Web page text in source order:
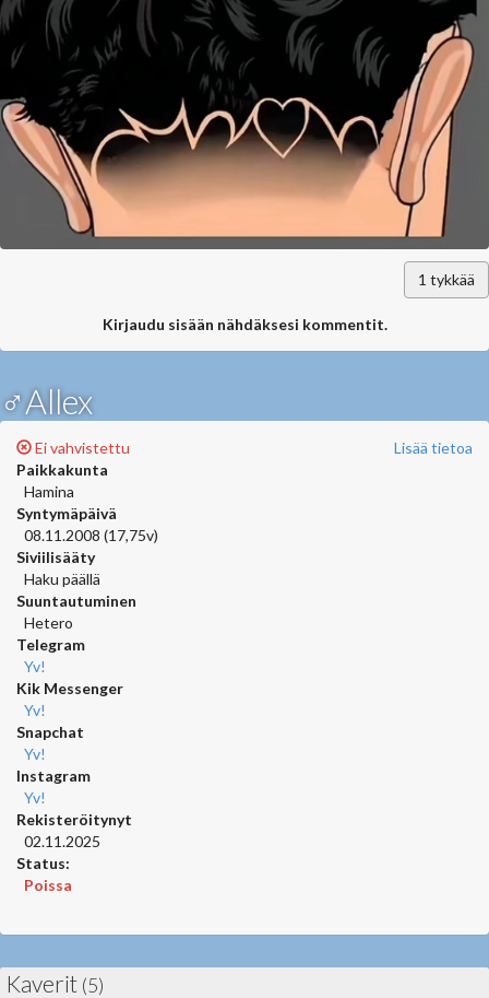
1 tykkää
Kirjaudu sisään nähdäksesi kommentit.
♂Allex
Lisää tietoa
Ei vahvistettu
Paikkakunta
Hamina
Syntymäpäivä
08.11.2008 (17,75v)
Siviilisääty
Haku päällä
Suuntautuminen
Hetero
Telegram
Yv!
Kik Messenger
Yv!
Snapchat
Yv!
Instagram
Yv!
Rekisteröitynyt
02.11.2025
Status:
Poissa
Kaverit (5)